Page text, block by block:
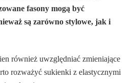
fasony mogą być
są zarówno stylowe, jak i
również uwzględniać zmieniające
rozważyć sukienki z elastycznymi